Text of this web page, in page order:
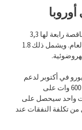
أطلقت وزارة التحول البيئي في إسبانيا مناقصة رابعة لها 3,3
جيجاواط من مشاريع الطاقة الجديدة هذا العام. ويشمل ذلك 1.8
لجزءه, وجهة 10 مليون يورو في أكتوبر لدعم
600 وات على
واحد سيحصل على
يقلل من تكلفة النفقات عند